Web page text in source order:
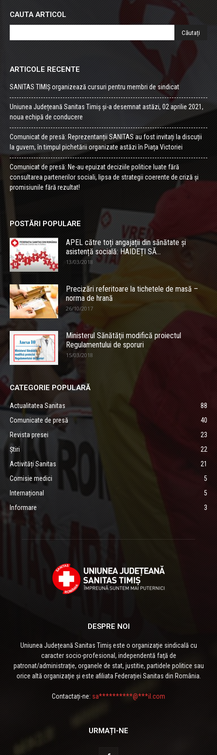
CAUTA ARTICOL
ARTICOLE RECENTE
SANITAS TIMIȘ organizează cursuri pentru membri de sindicat
Uniunea Județeană Sanitas Timiș și-a desemnat astăzi, 02 aprilie 2021,
noua echipă de conducere
Comunicat de presă: Reprezentanții SANITAS au fost invitați la discuții
la guvern, în timpul pichetării organizate astăzi în Piața Victoriei
Comunicat de presă: Ne-au epuizat deciziile politice luate fără
consultarea partenerilor sociali, lipsa de strategii coerente de criză și
promisiunile fără rezultat!
POSTĂRI POPULARE
APEL către toți angajații din sănătate și
asistență socială: HAIDEȚI SĂ...
13/03/2018
Precizări referitoare la tichetele de masă –
norma de hrană
26/10/2017
Ministerul Sănătăţii modifică proiectul
Regulamentului de sporuri
15/03/2018
CATEGORIE POPULARĂ
Actualitatea Sanitas
88
Comunicate de presă
40
Revista presei
23
Știri
22
Activități Sanitas
21
Comisie medici
5
Internațional
5
Informare
3
DESPRE NOI
Uniunea Județeană Sanitas Timiș este o organizaţie sindicală cu
caracter socio-profesional, independentă faţă de
patronat/administraţie, organele de stat, justitie, partidele politice sau
orice altă organizaţie și este afiliata Federației Sanitas din România.
Contactați-ne: sa**********@***il.com
URMAȚI-NE